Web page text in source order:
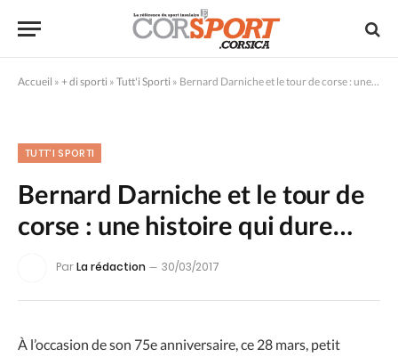
Accueil » + di sporti » Tutt'i Sporti » Bernard Darniche et le tour de corse : une histoire qui dure…
TUTT'I SPORTI
Bernard Darniche et le tour de
corse : une histoire qui dure…
ParLa rédaction 30/03/2017
À l’occasion de son 75e anniversaire, ce 28 mars, petit